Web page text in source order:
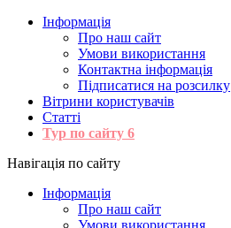
Інформація
Про наш сайт
Умови використання
Контактна інформація
Підписатися на розсилку
Вітрини користувачів
Статті
Тур по сайту 6
Навігація по сайту
Інформація
Про наш сайт
Умови використання